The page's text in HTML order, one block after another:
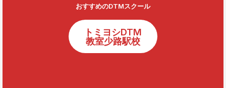
おすすめのDTMスクール
トミヨシDTM
教室少路駅校